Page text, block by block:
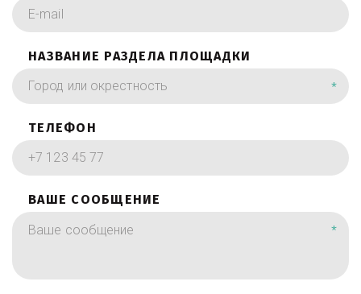
НАЗВАНИЕ РАЗДЕЛА ПЛОЩАДКИ
*
ТЕЛЕФОН
ВАШЕ СООБЩЕНИЕ
*